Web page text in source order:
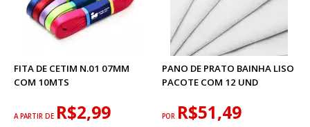
FITA DE CETIM N.01 07MM
COM 10MTS
A PARTIR DE R$2,99
PANO DE PRATO BAINHA LISO
PACOTE COM 12 UND
POR R$51,49